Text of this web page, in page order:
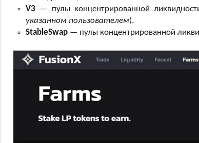
V3 — пулы концентрированной
указанном пользователем).
StableSwap — пулы концентрированной